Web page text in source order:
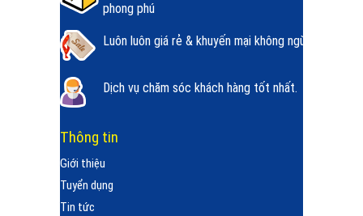
phong phú
Luôn luôn giá rẻ & khuyến mại không ngừng.
Dịch vụ chăm sóc khách hàng tốt nhất.
Thông tin
Giới thiệu
Tuyển dụng
Tin tức